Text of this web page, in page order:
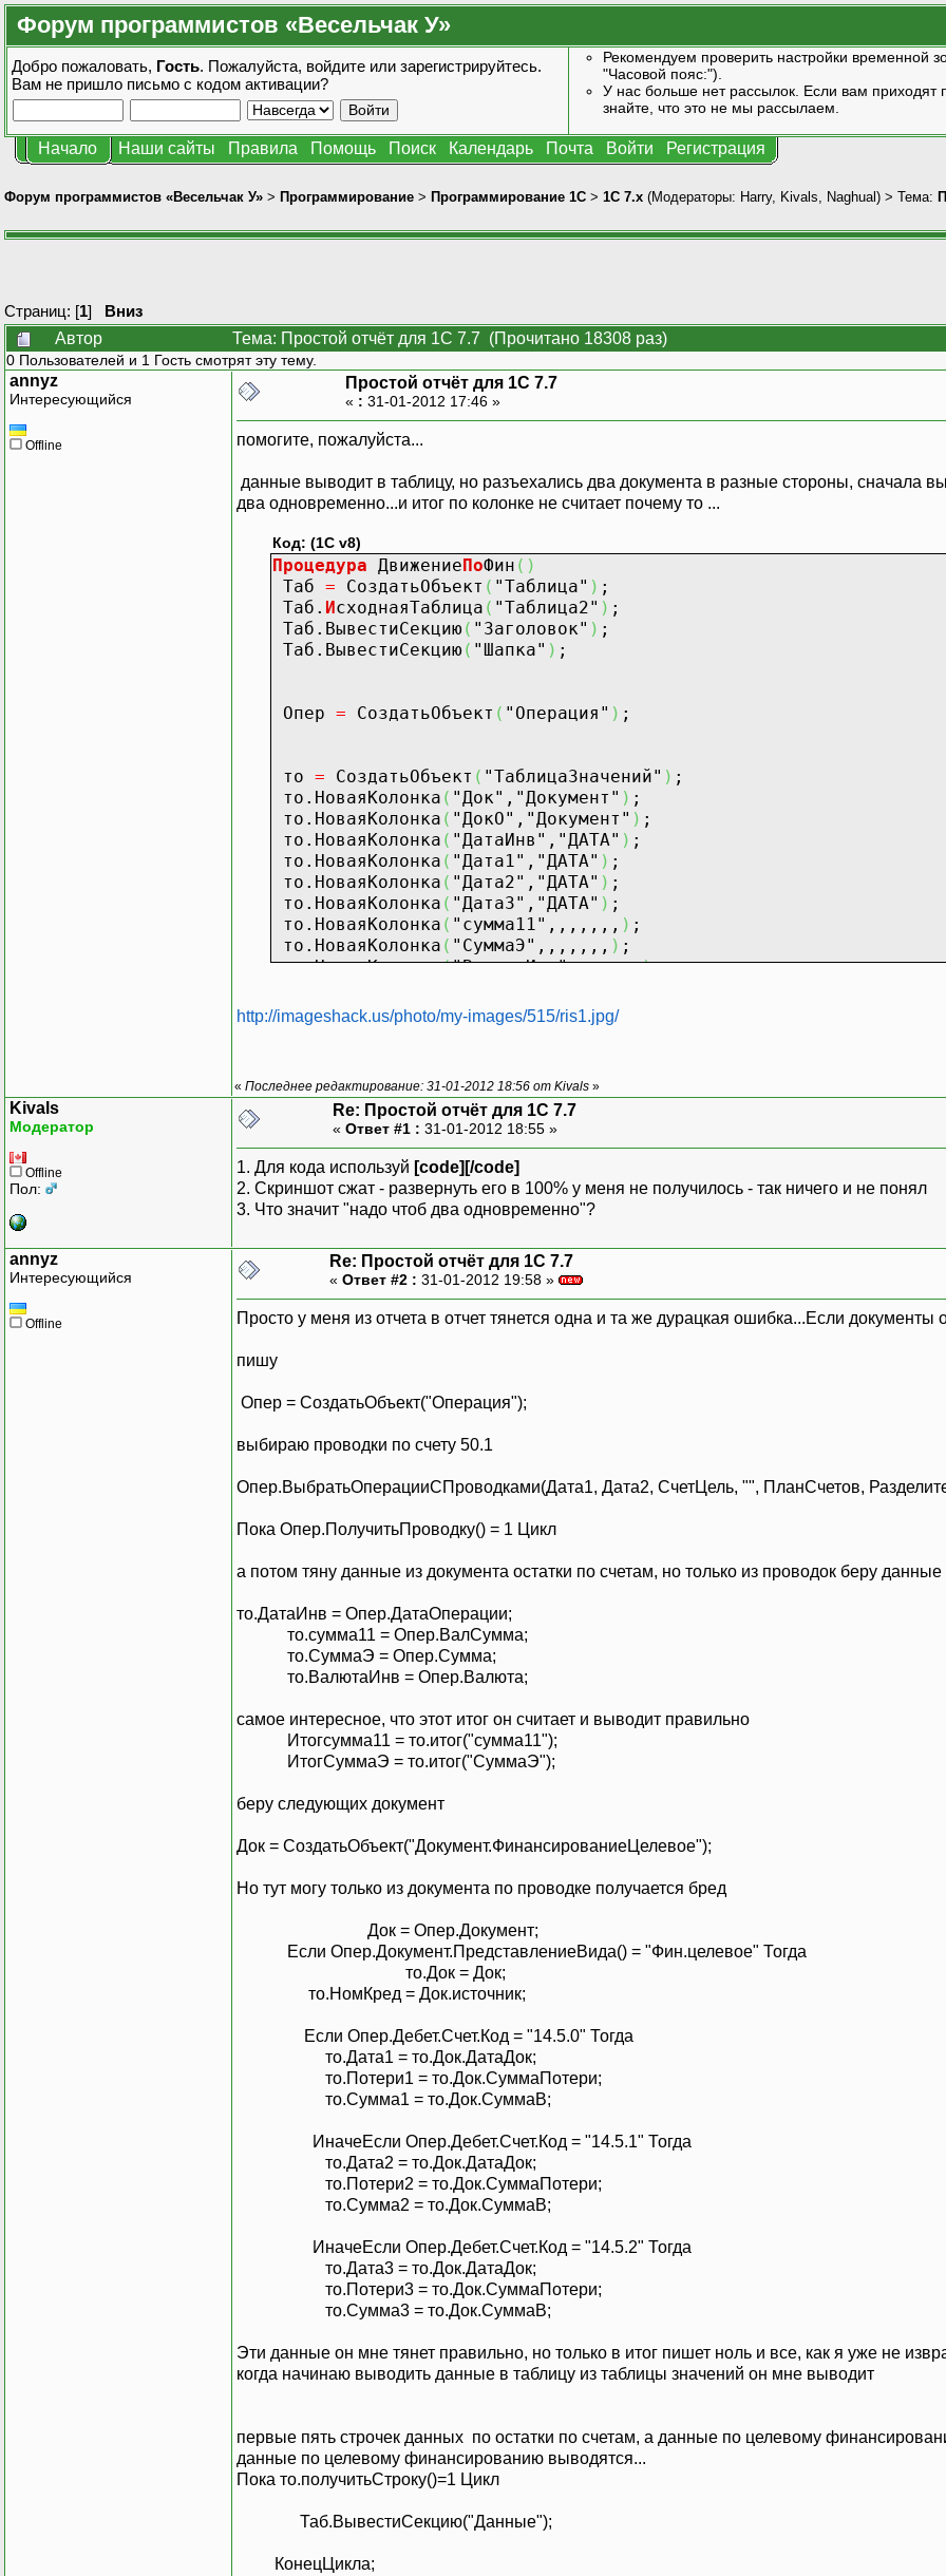
Форум программистов «Весельчак У»
Добро пожаловать, Гость. Пожалуйста, войдите или зарегистрируйтесь.
Вам не пришло письмо с кодом активации?
Рекомендуем проверить настройки
"Часовой пояс:").
У нас больше нет рассылок. Если вам
знайте, что это не мы рассылаем.
Начало Наши сайты Правила Помощь Поиск Календарь Почта Войти Регистрация
Форум программистов «Весельчак У» > Программирование > Программирование 1С > 1С 7.x (Модераторы: Harry, Kivals Naghual) > Тема:
Страниц: [1] Вниз
Автор
Тема: Простой отчёт для 1С 7.7 (Прочитано 18308 раз)
0 Пользователей и 1 Гость смотрят эту тему.
annyz
Интересующийся
Offline
Простой отчёт для 1С 7.7
« : 31-01-2012 17:46 »
помогите, пожалуйста...
данные выводит в таблицу, но разъехались два документа в разные стороны, сначала
два одновременно...и итог по колонке не считает почему то ...
Код: (1C v8)
Процедура ДвижениеПоФин ( )
Таб = СоздатьОбъект ( "Таблица" ) ;
Таб. ИсходнаяТаблица ( "Таблица2" ) ;
Таб.ВывестиСекцию( "Заголовок" ) ;
Таб.ВывестиСекцию( "Шапка" ) ;
Опер = СоздатьОбъект ( "Операция" ) ;
то = СоздатьОбъект ( "ТаблицаЗначений" ) ;
то.НоваяКолонка ( "Док" , "Документ" ) ;
то.НоваяКолонка ( "ДокО" , "Документ" ) ;
то.НоваяКолонка ( "ДатаИнв" , "ДАТА" ) ;
то.НоваяКолонка ( "Дата1" , "ДАТА" ) ;
то.НоваяКолонка ( "Дата2" , "ДАТА" ) ;
то.НоваяКолонка ( "Дата3" , "ДАТА" ) ;
то.НоваяКолонка ( "сумма11" ,,,,,,, ) ;
то.НоваяКолонка ( "СуммаЭ" ,,,,,,, ) ;
то.НоваяКолонка("ВалютаИнв",,,,,,,);
то.НоваяКолонка("Потери1" ,,,,,,,
то.НоваяКолонка
"Сумма1" ,,,,,,,)
то.НоваяКолонка("Потери3",,,,,,,);
то.НоваяКолонка ("Сумма3",,,,,,,
"50.1.0"
ПланСчетов=ВыбранныйПланСчетов();
Опер. По лучитьПроводку ()
Если (Опер.Дебет.Счет.Код= "14.5.0")или(
то.НоваяСтрока ( );
ДокО
то.ДатаИнв=Опер.ДатаОперации;
то.СуммаЭ =Опер.Сумма;
Итогсумма11 =то.итог("сумма11");
КонецЕсли;
ЕслиОпер.Документ.ПредставлениеВида
то.Док=Док;
то.НомКред=Док.источник;
то.Дата1 = то.Док.ДатаДок;
то.Потери1 = то.Док.Сумма По
то.Сумма1 =то.Док.СуммаВ;
ИначеЕслиОпер.Дебет.Счет.Код
то.Потери2 = то.Док.СуммаПотери;
=то.Док.ДатаДок;
то.Потери3 =то.Док.СуммаПотери;
то.Док.СуммаВ;
тогПотери3 =то.итог("Потери3"
КонецЕсли;
Потери1 =то.итог("Потери1"
тогСумма1 =то.итог("Сумма1");
Потери2 =то.итог("Потери2"
КонецЕсли;
КонецЦикла;
Опер= 0;
то.Свернуть( "Док,ДокО",);
Покато.получитьСтроку()=1 Цикл
КонецЦикла;
Таб.ВывестиСекцию("Итого"
http://imageshack.us/photo/my-images/515/ris1.jpg/
« Последнее редактирование: 31-01-2012 18:56 от Kivals »
Kivals
Модератор
Offline
Пол:
Re: Простой отчёт для 1С 7.7
« Ответ #1 : 31-01-2012 18:55 »
1. Для кода используй [code][/code]
2. Скриншот сжат - развернуть его в 100% у меня не получилось - так ничего и не понял
3. Что значит "надо чтоб два одновременно"?
annyz
Интересующийся
Offline
Re: Простой отчёт для 1С 7.7
« Ответ #2 : 31-01-2012 19:58 »
Просто у меня из отчета в отчет тянется одна и та же дурацкая ошибка...Если
пишу
Опер = СоздатьОбъект("Операция");
выбираю проводки по счету 50.1
Опер.ВыбратьОперацииСПроводками(Дата1, Дата2, СчетЦель, "", ПланСчетов,
Пока Опер.ПолучитьПроводку() = 1 Цикл
а потом тяну данные из документа остатки по счетам, но только из проводок беру
то.ДатаИнв = Опер.ДатаОперации;
то.сумма11 = Опер.ВалСумма;
то.СуммаЭ = Опер.Сумма;
то.ВалютаИнв = Опер.Валюта;
самое интересное, что этот итог он считает и выводит правильно
Итогсумма11 = то.итог("сумма11");
ИтогСуммаЭ = то.итог("СуммаЭ");
беру следующих документ
Док = СоздатьОбъект("Документ.ФинансированиеЦелевое");
Но тут могу только из документа по проводке получается бред
Док = Опер.Документ;
Если Опер.Документ.ПредставлениеВида() = "Фин.целевое" Тогда
то.Док = Док;
то.НомКред = Док.источник;
Если Опер.Дебет.Счет.Код = "14.5.0" Тогда
то.Дата1 = то.Док.ДатаДок;
то.Потери1 = то.Док.СуммаПотери;
то.Сумма1 = то.Док.СуммаВ;
ИначеЕсли Опер.Дебет.Счет.Код = "14.5.1" Тогда
то.Дата2 = то.Док.ДатаДок;
то.Потери2 = то.Док.СуммаПотери;
то.Сумма2 = то.Док.СуммаВ;
ИначеЕсли Опер.Дебет.Счет.Код = "14.5.2" Тогда
то.Дата3 = то.Док.ДатаДок;
то.Потери3 = то.Док.СуммаПотери;
то.Сумма3 = то.Док.СуммаВ;
Эти данные он мне тянет правильно, но только в итог пишет ноль и все, как я уже не
когда начинаю выводить данные в таблицу из таблицы значений он мне выводит
первые пять строчек данных по остатки по счетам, а данные по целевому
данные по целевому финансированию выводятся...
Пока то.получитьСтроку()=1 Цикл
Таб.ВывестиСекцию("Данные");
КонецЦикла;